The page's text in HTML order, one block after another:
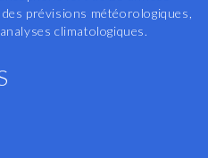
prévisions météorologiques,
climatologiques.